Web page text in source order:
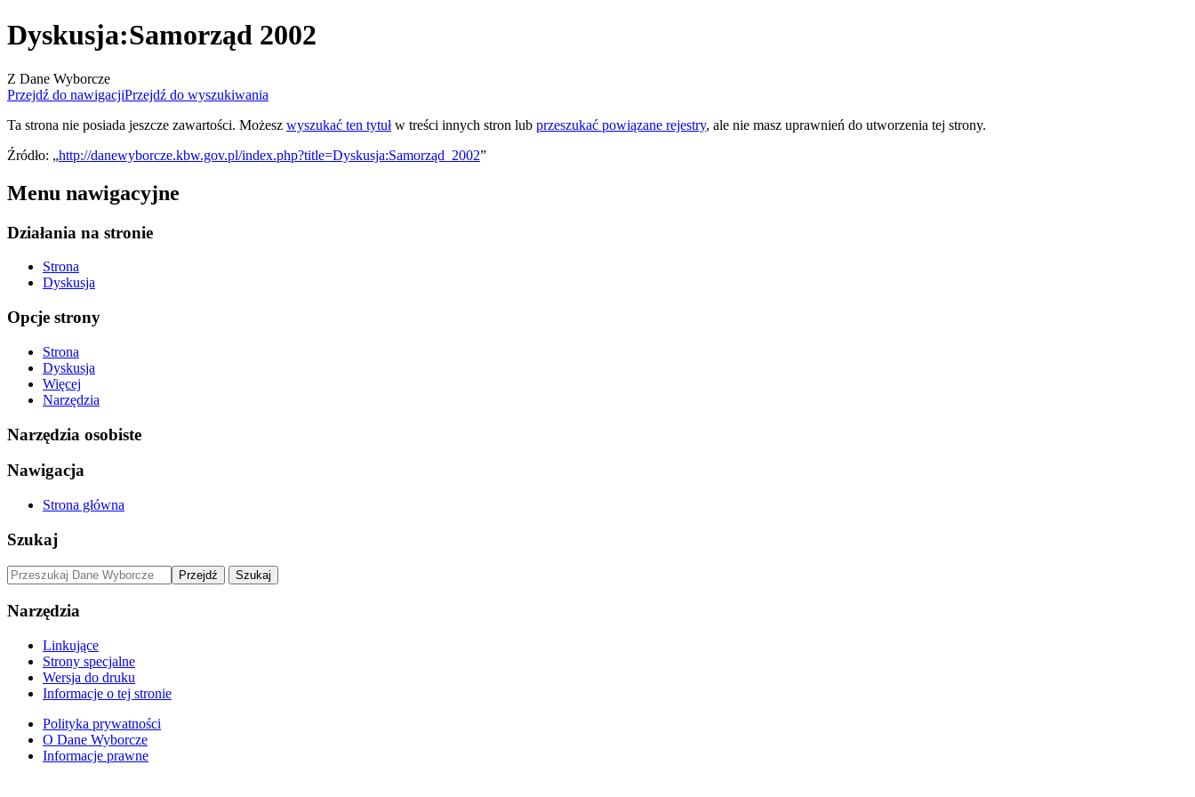
Dyskusja:Samorząd 2002
Z Dane Wyborcze
Przejdź do nawigacjiPrzejdź do wyszukiwania
Ta strona nie posiada jeszcze zawartości. Możesz wyszukać ten tytułw treści innych stron lub przeszukać powiązane rejestry, ale nie masz uprawnień do utworzenia tej strony.
Źródło: „http://danewyborcze.kbw.gov.pl/index.php?title=Dyskusja:Samorząd_2002”
Menu nawigacyjne
Działania na stronie
Strona
Dyskusja
Opcje strony
Strona
Dyskusja
Więcej
Narzędzia
Narzędzia osobiste
Nawigacja
Strona główna
Szukaj
Narzędzia
Linkujące
Strony specjalne
Wersja do druku
Informacje o tej stronie
Polityka prywatności
O Dane Wyborcze
Informacje prawne